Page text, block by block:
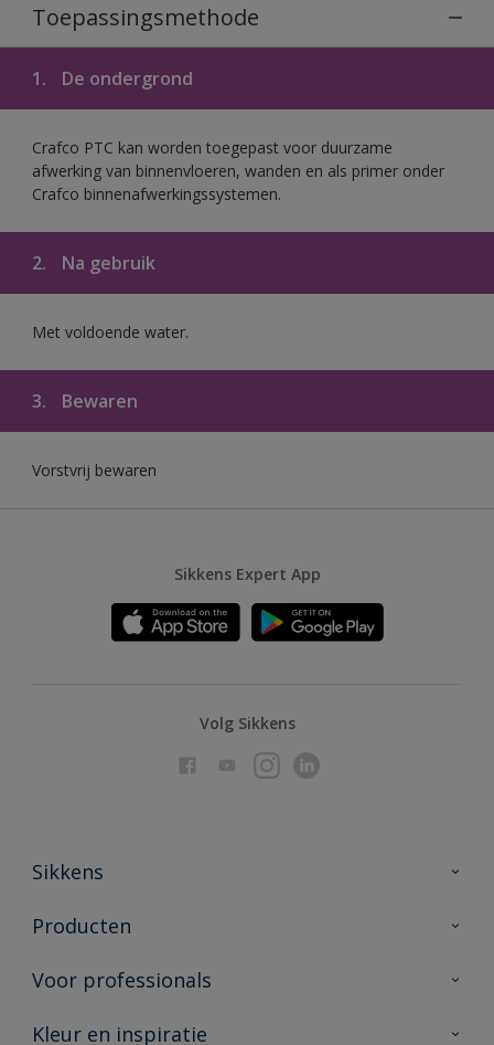
Toepassingsmethode
1. De ondergrond
Crafco PTC kan worden toegepast voor duurzame
afwerking van binnenvloeren, wanden en als primer onder
Crafco binnenafwerkingssystemen.
2. Na gebruik
Met voldoende water.
3. Bewaren
Vorstvrij bewaren
Sikkens Expert App
Volg Sikkens
Sikkens
Over Sikkens
Duurzaamheid
Producten
Producten voor binnen
Vind je verkooppunt
Voor professionals
Advies & service
Kleur en inspiratie